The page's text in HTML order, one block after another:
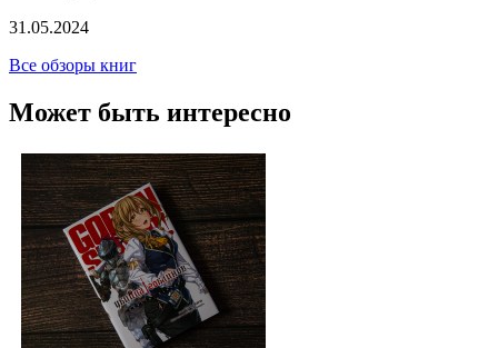
31.05.2024
Все обзоры книг
Может быть интересно